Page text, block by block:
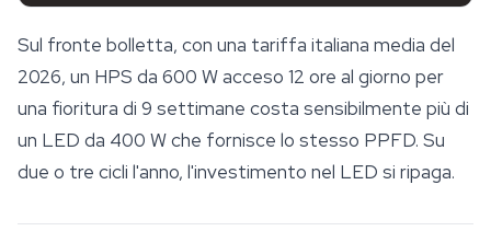
Sul fronte bolletta, con una tariffa italiana media del
2026, un HPS da 600 W acceso 12 ore al giorno per
una fioritura di 9 settimane costa sensibilmente più di
un LED da 400 W che fornisce lo stesso PPFD. Su
due o tre cicli l'anno, l'investimento nel LED si ripaga.